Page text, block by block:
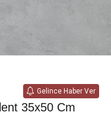
Gelince Haber Ver
35x50 Cm